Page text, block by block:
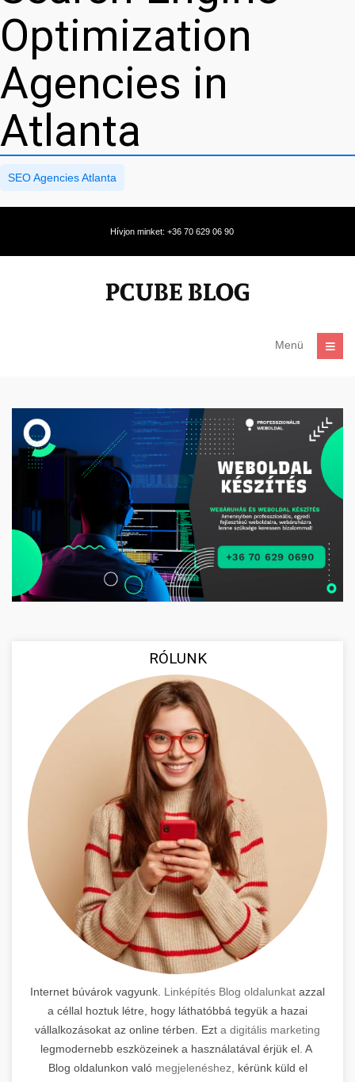
Optimization
Agencies in
Atlanta
SEO Agencies Atlanta
Hívjon minket: +36 70 629 06 90
Menü
RÓLUNK
Internet búvárok vagyunk. Linképítés Blog oldalunkat azzal
a céllal hoztuk létre, hogy láthatóbbá tegyük a hazai
vállalkozásokat az online térben. Ezt a digitális marketing
legmodernebb eszközeinek a használatával érjük el. A
Blog oldalunkon való megjelenéshez,
kérünk küld el